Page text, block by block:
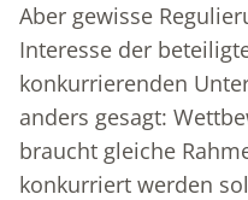
Aber gewisse
Interesse der
konkurrierenden
anders gesagt:
braucht gleiche
konkurriert werden